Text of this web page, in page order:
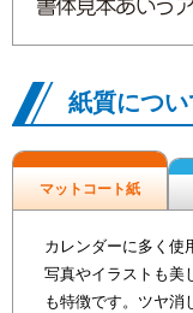
紙質につい
マットコート紙
カレンダーに多く使
写真やイラストも美
も特徴です。ツヤ消